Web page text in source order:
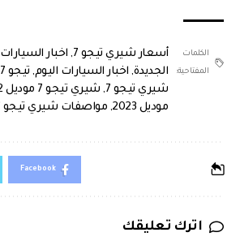
الكلمات
المفتاحية:
أسعار شيري تيجو 7 , اخبار السيارات
الجديدة, اخبار السيارات اليوم, تيجو 7
شيري تيجو 7
, شيري تيجو 7 موديل 2022
موديل 2023
, مواصفات شيري تيجو 7
Facebook
اترك تعليقك